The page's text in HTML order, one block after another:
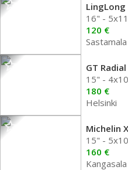
LingLong
16" -
120 €
Sastamala
GT
15" -
180 €
Helsinki
Michelin
15" -
160 €
Kangasala